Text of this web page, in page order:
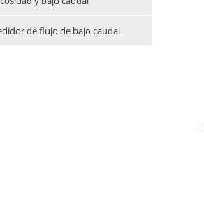
de flujo de bajo caudal